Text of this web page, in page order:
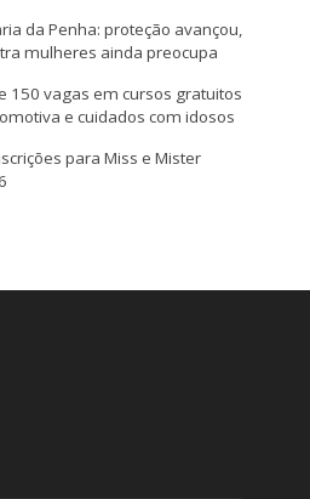
da Penha: proteção avançou,
mulheres ainda preocupa
150 vagas em cursos gratuitos
e cuidados com idosos
para Miss e Mister